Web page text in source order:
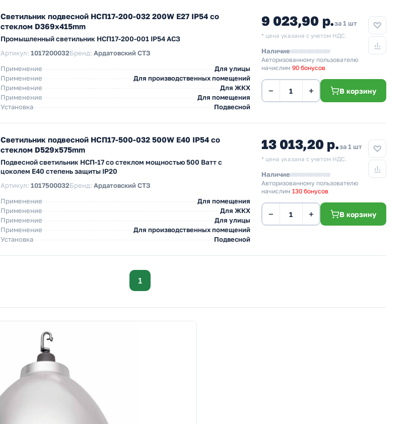
Светильник подвесной НСП17-200-032 200W Е27 IP54 со
стеклом D369х415mm
Промышленный светильник НСП17-200-001 IP54 АСЗ
Артикул: 1017200032Бренд: Ардатовский СТЗ
Применение
Для улицы
Применение
Для производственных помещений
Применение
Для ЖКХ
Применение
Для помещения
Установка
Подвесной
9 023,90 р.за 1 шт
* цена указана с учетом НДС.
Наличие
Авторизованному пользователю
начислим 90 бонусов
− + В корзину
Светильник подвесной НСП17-500-032 500W Е40 IP54 со
стеклом D529х575mm
Подвесной светильник НСП-17 со стеклом мощностью 500 Ватт с
цоколем Е40 степень защиты IP20
Артикул: 1017500032Бренд: Ардатовский СТЗ
Применение
Для помещения
Применение
Для ЖКХ
Применение
Для улицы
Применение
Для производственных помещений
Установка
Подвесной
13 013,20 р.за 1 шт
* цена указана с учетом НДС.
Наличие
Авторизованному пользователю
начислим 130 бонусов
− + В корзину
1